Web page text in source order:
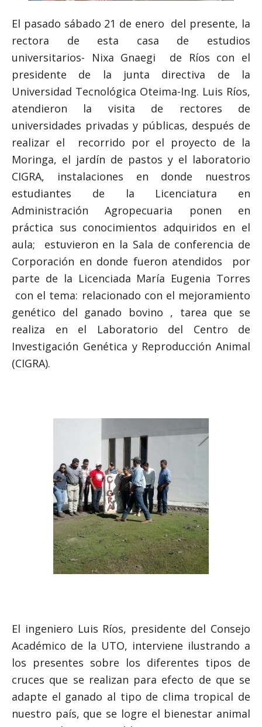
El pasado sábado 21 de enero del presente, la
rectora de esta casa de estudios
universitarios- Nixa Gnaegi de Ríos con el
presidente de la junta directiva de la
Universidad Tecnológica Oteima-Ing. Luis Ríos,
atendieron la visita de rectores de
universidades privadas y públicas, después de
realizar el recorrido por el proyecto de la
Moringa, el jardín de pastos y el laboratorio
CIGRA, instalaciones en donde nuestros
estudiantes de la Licenciatura en
Administración Agropecuaria ponen en
práctica sus conocimientos adquiridos en el
aula; estuvieron en la Sala de conferencia de
Corporación en donde fueron atendidos por
parte de la Licenciada María Eugenia Torres
con el tema: relacionado con el mejoramiento
genético del ganado bovino , tarea que se
realiza en el Laboratorio del Centro de
Investigación Genética y Reproducción Animal
(CIGRA).
El ingeniero Luis Ríos, presidente del Consejo
Académico de la UTO, interviene ilustrando a
los presentes sobre los diferentes tipos de
cruces que se realizan para efecto de que se
adapte el ganado al tipo de clima tropical de
nuestro país, que se logre el bienestar animal